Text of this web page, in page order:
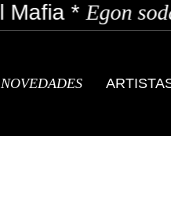
Egon soda*El
NOVEDADES